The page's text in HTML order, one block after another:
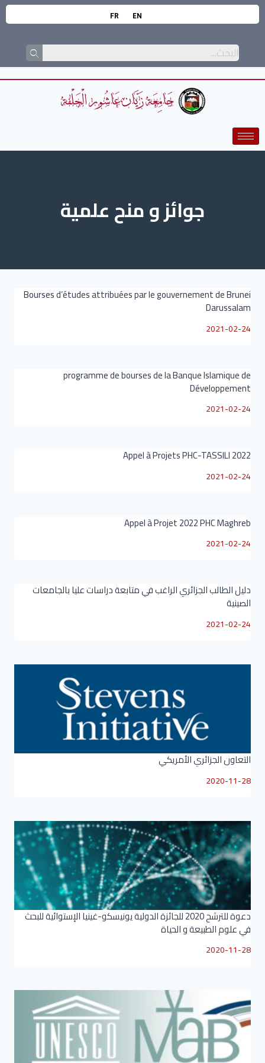
EN
FR
جوائز و منح علمية
Bourses d’études attribuées par le gouvernement de Brunei
Darussalam
2021-02-24
programme de bourses de la Banque Islamique de
Développement
2021-02-24
Appel à Projets PHC-TASSILI 2022
2021-02-24
Appel à Projet 2022 PHC Maghreb
2021-02-24
دليل الطالب الجزائري الراغب في متابعة دراسات عليا بالجامعات
الصينية
2021-02-24
التعاون الجزائري الأمريكي
2020-11-28
دعوة للترشح 2020 للجائزة الدولية يونيسكو-غينيا الإستوائية للبحث
في علوم الطبيعة و الحياة
2020-11-28